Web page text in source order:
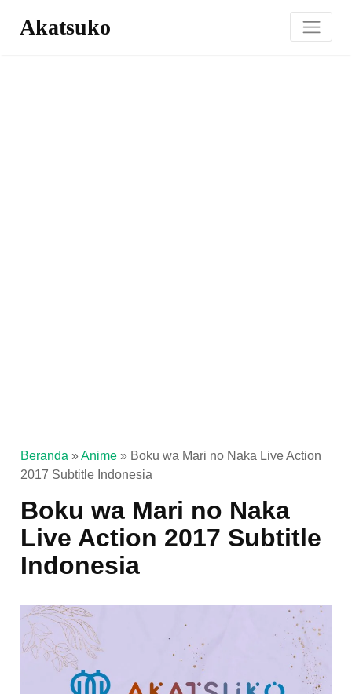
Akatsuko
Beranda »Anime » Boku wa Mari no Naka Live Action
2017 Subtitle Indonesia
Boku wa Mari no Naka
Live Action 2017 Subtitle
Indonesia